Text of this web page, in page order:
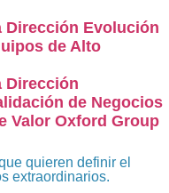
Dirección Evolución
de Alto
Dirección
de Negocios
Valor Oxford Group
quieren definir el
extraordinarios.